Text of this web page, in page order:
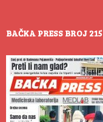
BAČKA PRESS BROJ 215